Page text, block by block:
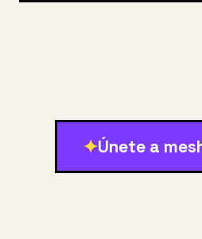
Comprender el fenómeno
propiedades físicas de la luz,
✦Únete a